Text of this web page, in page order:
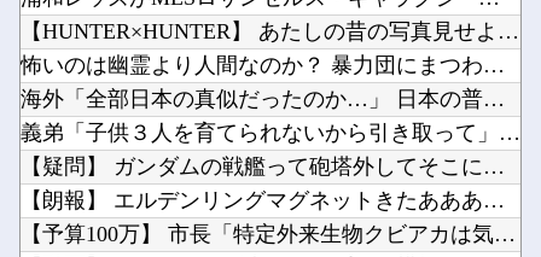
【動画】新型のさすまた、限界突破ｗｗｗｗｗｗ他
人「さーて、車乗るか。エンジン入れて、と」車「スパーイダマーンッ」→炎上他
Powered by livedoor 相互RSS
【HUNTER×HUNTER】 あたしの昔の写真見せようか？
怖いのは幽霊より人間なのか？ 暴力団にまつわる怖い話傑作7選
海外「全部日本の真似だったのか…」 日本の普通のテレビ番組が...
義弟「子供３人を育てられないから引き取って」私「なぜ？」義弟...
【疑問】 ガンダムの戦艦って砲塔外してそこにビームライフル挿...
【朗報】 エルデンリングマグネットきたあああああ
【予算100万】 市長「特定外来生物クビアカは気持ち悪い虫だ...